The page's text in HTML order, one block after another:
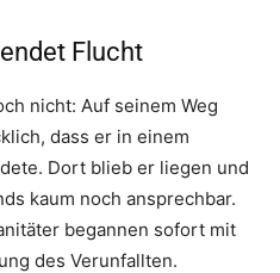
Flucht
nicht: Auf seinem Weg
dass er in einem
Dort blieb er liegen und
kaum noch ansprechbar.
begannen sofort mit
des Verunfallten.